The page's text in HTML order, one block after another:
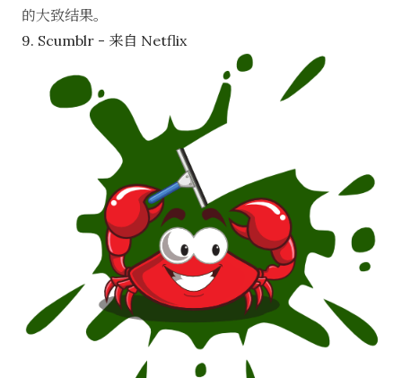
的大致结果。
9. Scumblr - 来自 Netflix